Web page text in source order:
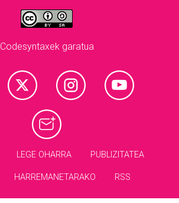
Codesyntaxek garatua
LEGE OHARRA PUBLIZITATEA
HARREMANETARAKO RSS